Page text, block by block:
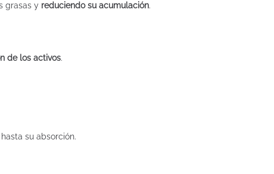
grasas y reduciendo su acumulación.
de los activos.
su absorción.